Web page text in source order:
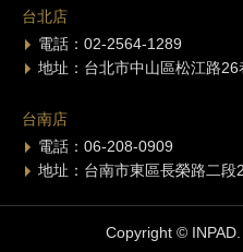
台北店
電話：02-2564-1289
地址：台北市中山區松江路26
台南店
電話：06-208-0909
地址：台南市東區長榮路二段
Copyright © INPAD.